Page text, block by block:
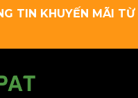
TIN KHUYẾN MÃI